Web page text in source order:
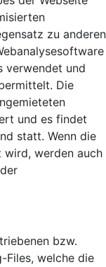
zu anderen
verwendet und
Die
und es findet
statt. Wenn die
wird, werden auch
bzw.
Files, welche die